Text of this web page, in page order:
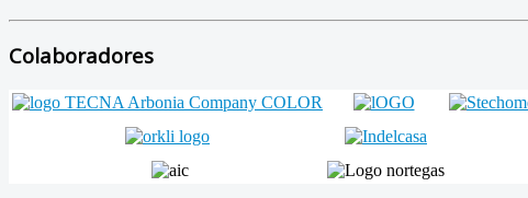
Colaboradores